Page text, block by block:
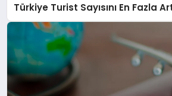
Türkiye Turist Sayısını En Fazla